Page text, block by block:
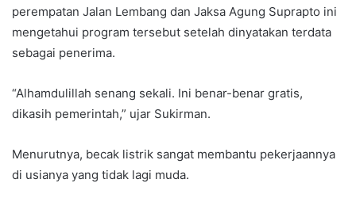
perempatan Jalan Lembang dan Jaksa Agung Suprapto ini
mengetahui program tersebut setelah dinyatakan terdata
sebagai penerima.
“Alhamdulillah senang sekali. Ini benar-benar gratis,
dikasih pemerintah,” ujar Sukirman.
Menurutnya, becak listrik sangat membantu pekerjaannya
di usianya yang tidak lagi muda.